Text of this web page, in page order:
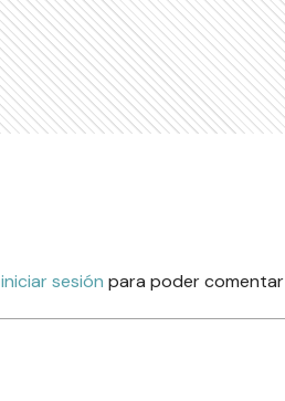
iniciar sesión para poder comentar